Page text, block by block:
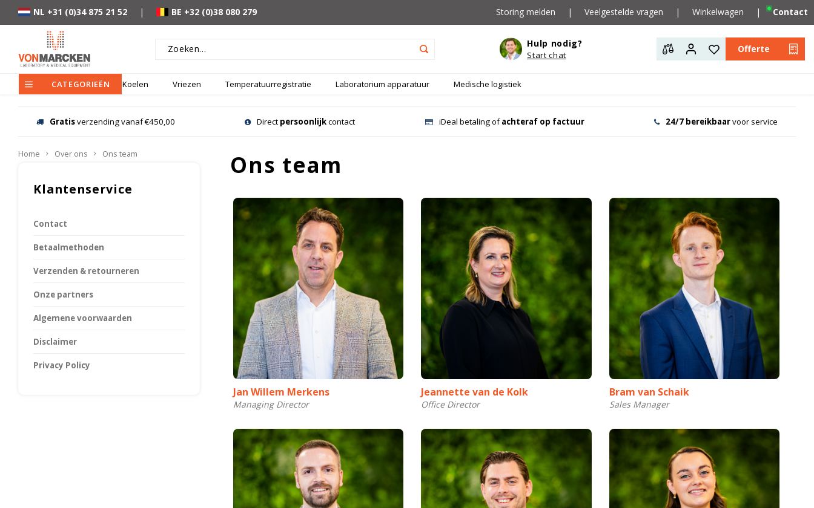
NL +31 (0)34 875 21 52 | BE +32 (0)38 080 279 Storing melden | Veelgestelde vragen | Winkelwagen | Contact
Hulp nodig?
Start chat
Offerte
CATEGORIEËN Koelen Vriezen Temperatuurregistratie Laboratorium apparatuur Medische logistiek
Gratisverzending vanaf €450,00 Direct persoonlijkcontact iDeal betaling ofachteraf op factuur 24/7 bereikbaarvoor service
Home Over ons Ons team
Klantenservice
Contact
Betaalmethoden
Verzenden & retourneren
Onze partners
Algemene voorwaarden
Disclaimer
Privacy Policy
Ons team
Jan Willem Merkens
Managing Director
Jeannette van de Kolk
Office Director
Bram van Schaik
Sales Manager